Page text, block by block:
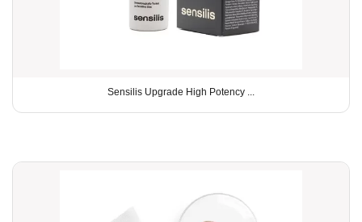
Sensilis Upgrade High Potency ...